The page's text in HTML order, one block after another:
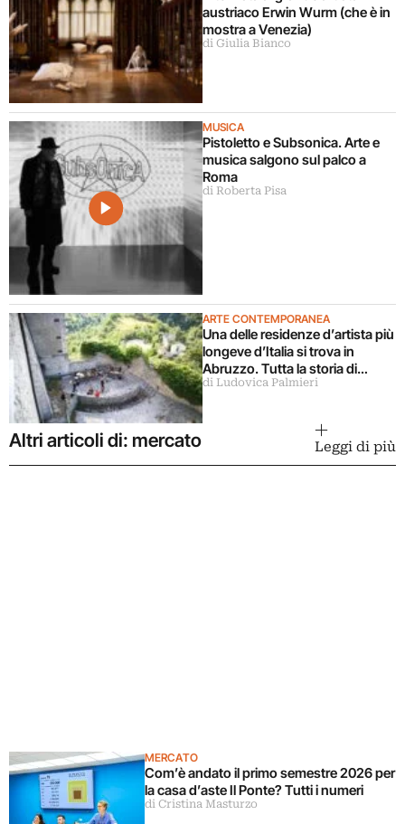
austriaco Erwin Wurm (che è in
mostra a Venezia)
di Giulia Bianco
MUSICA
Pistoletto e Subsonica. Arte e
musica salgono sul palco a
Roma
di Roberta Pisa
ARTE CONTEMPORANEA
Una delle residenze d’artista più
longeve d’Italia si trova in
Abruzzo. Tutta la storia di
Ramo
di Ludovica Palmieri
Altri articoli di: mercato Leggi di più
MERCATO
Com’è andato il primo semestre 2026 per
la casa d’aste Il Ponte? Tutti i numeri
di Cristina Masturzo